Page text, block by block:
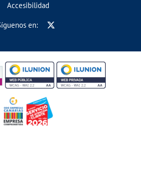
Accesibilidad
en: